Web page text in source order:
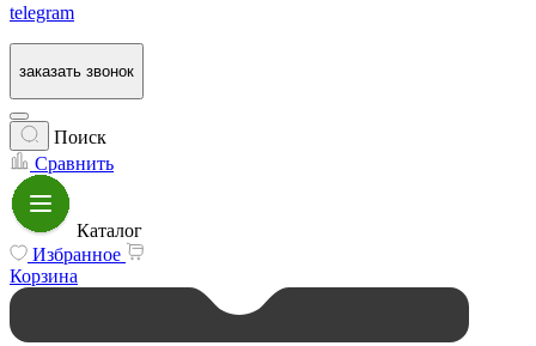
telegram
заказать звонок
Поиск
Сравнить
Каталог
Избранное
Корзина